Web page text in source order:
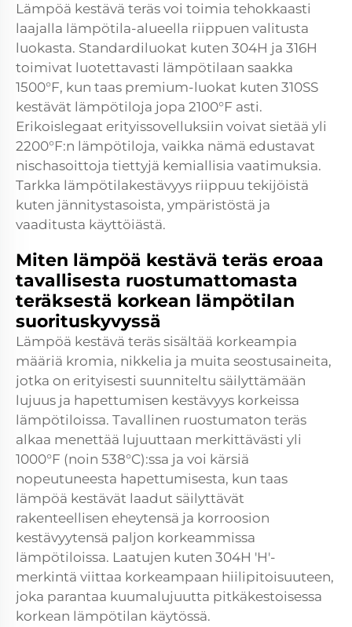
Lämpöä kestävä teräs voi toimia tehokkaasti
laajalla lämpötila-alueella riippuen valitusta
luokasta. Standardiluokat kuten 304H ja 316H
toimivat luotettavasti lämpötilaan saakka
1500°F, kun taas premium-luokat kuten 310SS
kestävät lämpötiloja jopa 2100°F asti.
Erikoislegaat erityissovelluksiin voivat sietää yli
2200°F:n lämpötiloja, vaikka nämä edustavat
nischasoittoja tiettyjä kemiallisia vaatimuksia.
Tarkka lämpötilakestävyys riippuu tekijöistä
kuten jännitystasoista, ympäristöstä ja
vaaditusta käyttöiästä.
Miten lämpöä kestävä teräs eroaa
tavallisesta ruostumattomasta
teräksestä korkean lämpötilan
suorituskyvyssä
Lämpöä kestävä teräs sisältää korkeampia
määriä kromia, nikkelia ja muita seostusaineita,
jotka on erityisesti suunniteltu säilyttämään
lujuus ja hapettumisen kestävyys korkeissa
lämpötiloissa. Tavallinen ruostumaton teräs
alkaa menettää lujuuttaan merkittävästi yli
1000°F (noin 538°C):ssa ja voi kärsiä
nopeutuneesta hapettumisesta, kun taas
lämpöä kestävät laadut säilyttävät
rakenteellisen eheytensä ja korroosion
kestävyytensä paljon korkeammissa
lämpötiloissa. Laatujen kuten 304H 'H'-
merkintä viittaa korkeampaan hiilipitoisuuteen,
joka parantaa kuumalujuutta pitkäkestoisessa
korkean lämpötilan käytössä.